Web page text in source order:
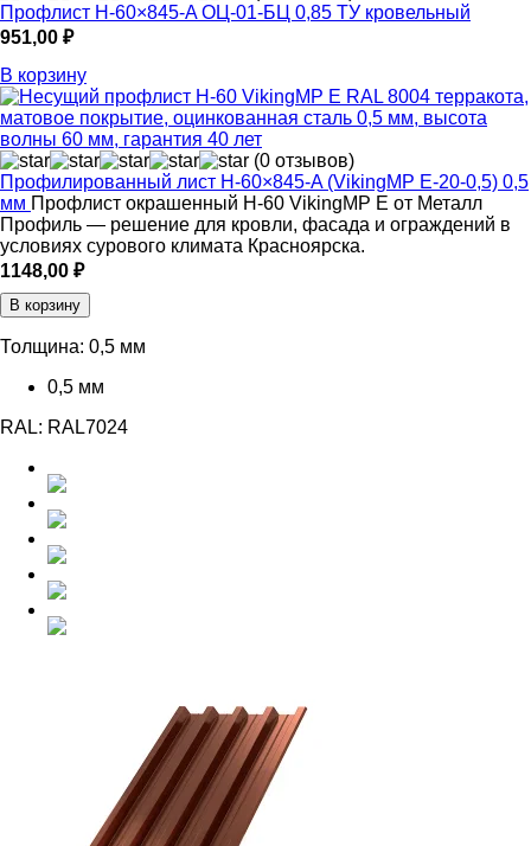
Профлист Н-60×845-A ОЦ-01-БЦ 0,85 ТУ кровельный
951,00 ₽
В корзину
(0 отзывов)
Профилированный лист Н-60×845-A (VikingMP E-20-0,5) 0,5
мм Профлист окрашенный Н-60 VikingMP E от Металл
Профиль — решение для кровли, фасада и ограждений в
условиях сурового климата Красноярска.
1148,00 ₽
В корзину
Толщина: 0,5 мм
0,5 мм
RAL: RAL7024